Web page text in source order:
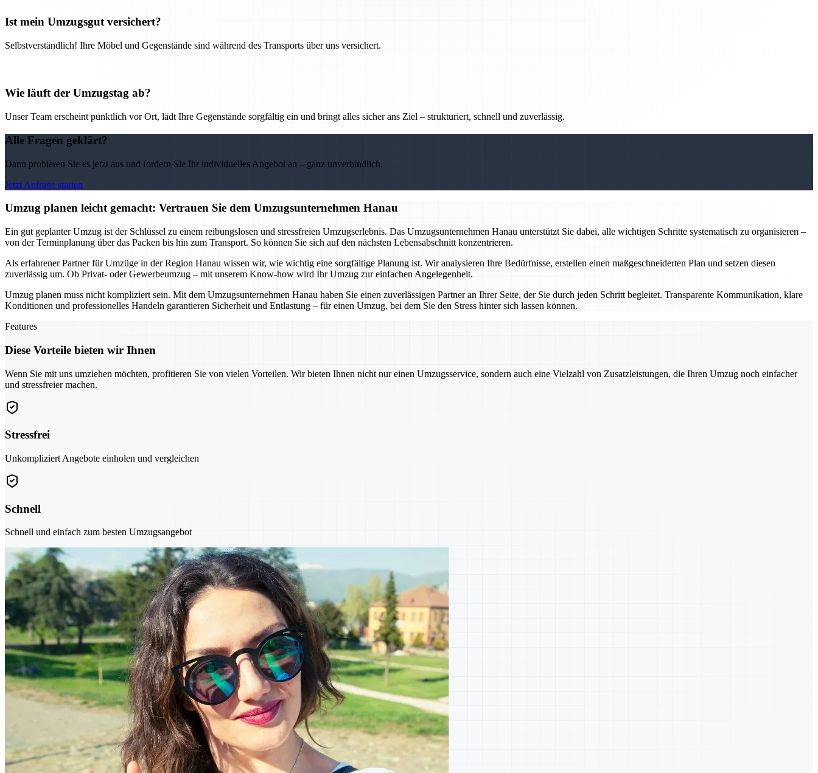
Ist mein Umzugsgut versichert?
Selbstverständlich! Ihre Möbel und Gegenstände sind während des Transports über uns versichert.
Wie läuft der Umzugstag ab?
Unser Team erscheint pünktlich vor Ort, lädt Ihre Gegenstände sorgfältig ein und bringt alles sicher ans Ziel – strukturiert, schnell und zuverlässig.
Alle Fragen geklärt?
Dann probieren Sie es jetzt aus und fordern Sie Ihr individuelles Angebot an – ganz unverbindlich.
Jetzt Anfrage starten
Umzug planen leicht gemacht: Vertrauen Sie dem Umzugsunternehmen Hanau
Ein gut geplanter Umzug ist der Schlüssel zu einem reibungslosen und stressfreien Umzugserlebnis. Das Umzugsunternehmen Hanau unterstützt Sie dabei, alle wichtigen Schritte systematisch zu organisieren –
von der Terminplanung über das Packen bis hin zum Transport. So können Sie sich auf den nächsten Lebensabschnitt konzentrieren.
Als erfahrener Partner für Umzüge in der Region Hanau wissen wir, wie wichtig eine sorgfältige Planung ist. Wir analysieren Ihre Bedürfnisse, erstellen einen maßgeschneiderten Plan und setzen diesen
zuverlässig um. Ob Privat- oder Gewerbeumzug – mit unserem Know-how wird Ihr Umzug zur einfachen Angelegenheit.
Umzug planen muss nicht kompliziert sein. Mit dem Umzugsunternehmen Hanau haben Sie einen zuverlässigen Partner an Ihrer Seite, der Sie durch jeden Schritt begleitet. Transparente Kommunikation, klare
Konditionen und professionelles Handeln garantieren Sicherheit und Entlastung – für einen Umzug, bei dem Sie den Stress hinter sich lassen können.
Features
Diese Vorteile bieten wir Ihnen
Wenn Sie mit uns umziehen möchten, profitieren Sie von vielen Vorteilen. Wir bieten Ihnen nicht nur einen Umzugsservice, sondern auch eine Vielzahl von Zusatzleistungen, die Ihren Umzug noch einfacher
und stressfreier machen.
Stressfrei
Unkompliziert Angebote einholen und vergleichen
Schnell
Schnell und einfach zum besten Umzugsangebot